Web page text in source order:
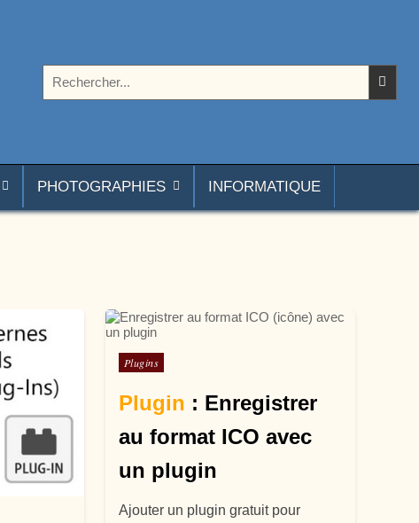
PHOTOGRAPHIES INFORMATIQUE
Posté dans
Plugins
Plugin : Enregistrer
au format ICO avec
un plugin
Ajouter un plugin gratuit pour